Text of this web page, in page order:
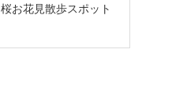
桜お花見散歩スポット